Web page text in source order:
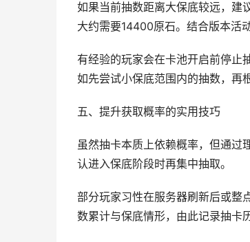
如果当前抽数距离大保底较远，建
大约需要14400原石。结合版本活
有经验的玩家会在卡池开启前停止
如先尝试小保底范围内的抽数，再
五、提升获取概率的实用技巧
虽然抽卡本质上依赖概率，但通过
认进入保底阶段时再集中抽取。
部分玩家习性在服务器刷新后或整
数累计与保底情形，由此记录抽卡